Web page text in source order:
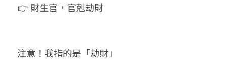
👉 財生官，官剋劫財
注意！我指的是「劫財」